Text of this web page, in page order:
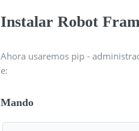
Instalar Robot
Ahora usaremos pip -
e:
Mando